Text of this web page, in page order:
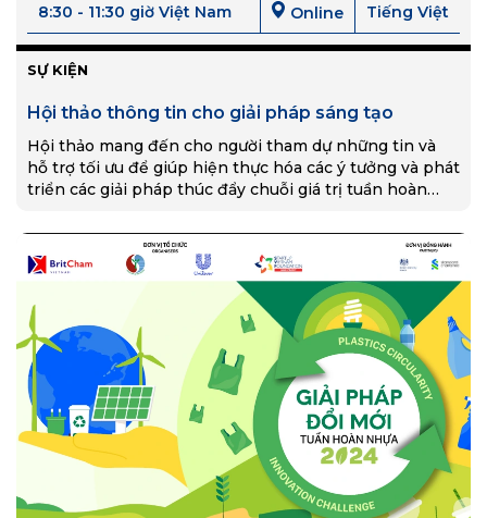
8:30 - 11:30 giờ Việt Nam Online Tiếng Việt
SỰ KIỆN
Hội thảo thông tin cho giải pháp sáng tạo
Hội thảo mang đến cho người tham dự những tin và
hỗ trợ tối ưu để giúp hiện thực hóa các ý tưởng và phát
triển các giải pháp thúc đẩy chuỗi giá trị tuần hoàn